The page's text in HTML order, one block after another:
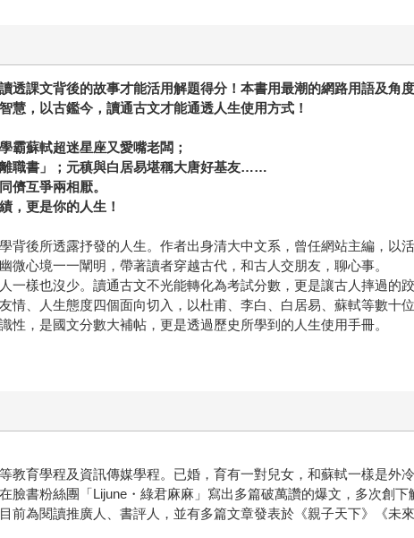
課文背後的故事才能活用解題得分！本書用最潮的網路用語及角
，以古鑑今，讀通古文才能通透人生使用方式！
霸蘇軾超迷星座又愛嘴老闆；
職書」；元稹與白居易堪稱大唐好基友……
儕互爭兩相厭。
，更是你的人生！
背後所透露抒發的人生。作者出身清大中文系，曾任網站主編，
微心境一一闡明，帶著讀者穿越古代，和古人交朋友，聊心事。
一樣也沒少。讀通古文不光能轉化為考試分數，更是讓古人摔過的
情、人生態度四個面向切入，以杜甫、李白、白居易、蘇軾等數十
性，是國文分數大補帖，更是透過歷史所學到的人生使用手冊。
教育學程及資訊傳媒學程。已婚，育有一對兒女，和蘇軾一樣是外
臉書粉絲團「Lijune・綠君麻麻」寫出多篇破萬讚的爆文，多次創下
前為閱讀推廣人、書評人，並有多篇文章發表於《親子天下》《未